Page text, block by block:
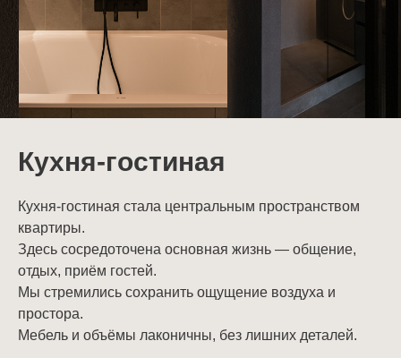
Кухня-гостиная
Кухня-гостиная стала центральным пространством
квартиры.
Здесь сосредоточена основная жизнь — общение,
отдых, приём гостей.
Мы стремились сохранить ощущение воздуха и
простора.
Мебель и объёмы лаконичны, без лишних деталей.